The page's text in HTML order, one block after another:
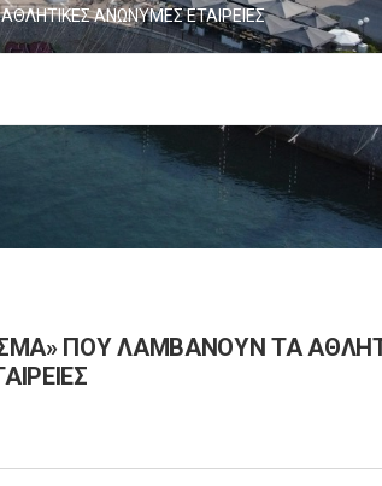
ΑΝΩΝΥΜΕΣ ΕΤΑΙΡΕΙΕΣ
ΠΟΥ ΛΑΜΒΑΝΟΥΝ ΤΑ